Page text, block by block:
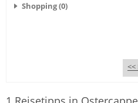
Shopping (0)